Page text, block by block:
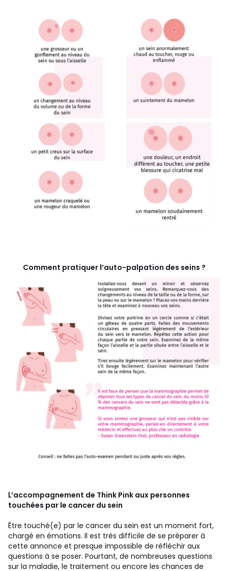
Comment pratiquer l’auto-palpation des seins ?
L’accompagnement de Think Pink aux personnes
touchées par le cancer du sein
Être touché(e) par le cancer du sein est un moment fort,
chargé en émotions. Il est très difficile de se préparer à
cette annonce et presque impossible de réfléchir aux
questions à se poser. Pourtant, de nombreuses questions
sur la maladie, le traitement ou encore les chances de